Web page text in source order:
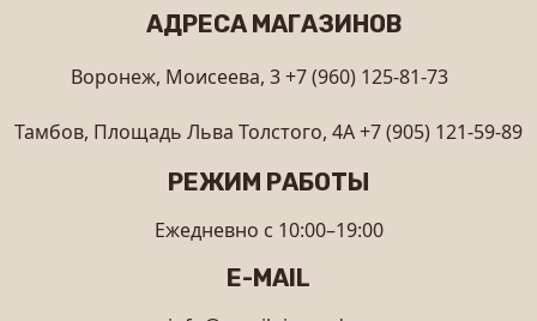
АДРЕСА МАГАЗИНОВ
Воронеж, Моисеева, 3+7 (960) 125-81-73
Тамбов, Площадь Льва Толстого, 4А+7 (905) 121-59-89
РЕЖИМ РАБОТЫ
Ежедневно с 10:00–19:00
E-MAIL